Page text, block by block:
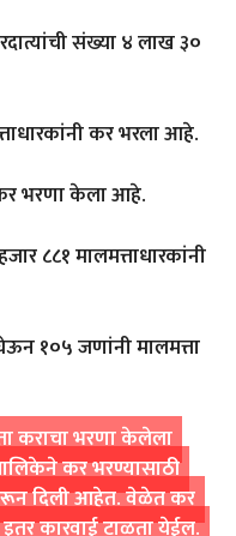
संख्या ४ लाख ३०
कर भरला आहे.
कर भरणा केला आहे.
८८१ मालमत्ताधारकांनी
१०५ जणांनी मालमत्ता
कराचा भरणा केलेला
कर भरण्यासाठी
दिली आहेत. वेळेत कर
कारवाई टाळता येईल.